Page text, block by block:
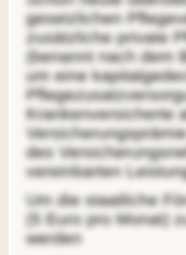
gesetzlichen
zusätzliche private
(benannt nach dem
um eine
Krankenversicherte
des
vereinbarten
Um die staatliche Förderung in Form einer Zulage von 60 Euro pro Jahr
(5 Euro pro Monat)
werden